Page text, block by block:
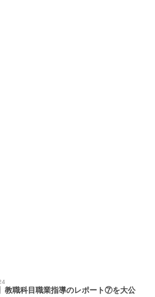
教職科目職業指導のレポート⑦を大公